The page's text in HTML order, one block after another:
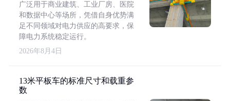
广泛用于商业建筑、工业厂房、医院
和数据中心等场所，凭借自身优势满
足不同领域对电力供应的高要求，保
障电力系统稳定运行。
2026年8月4日
13米平板车的标准尺寸和载重参
数